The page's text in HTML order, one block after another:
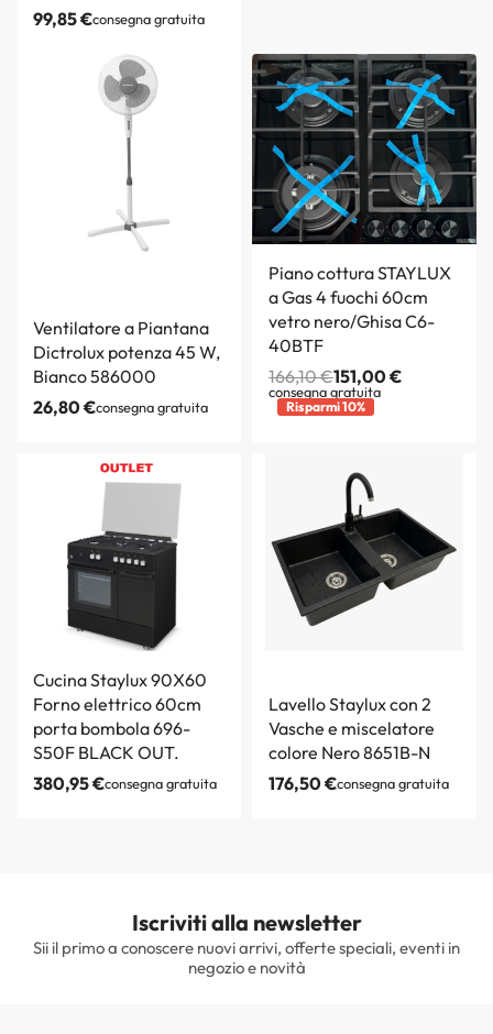
99,85€consegna gratuita
Ventilatore a Piantana
Dictrolux potenza 45 W,
Bianco 586000
26,80€consegna gratuita
Piano cottura STAYLUX
a Gas 4 fuochi 60cm
vetro nero/Ghisa C6-
40BTF
166,10€151,00€
consegna gratuita
Risparmi 10%
Cucina Staylux 90X60
Forno elettrico 60cm
porta bombola 696-
S50F BLACK OUT.
380,95€consegna gratuita
Lavello Staylux con 2
Vasche e miscelatore
colore Nero 8651B-N
176,50€consegna gratuita
Iscriviti alla newsletter
Sii il primo a conoscere nuovi arrivi, offerte speciali, eventi in
negozio e novità